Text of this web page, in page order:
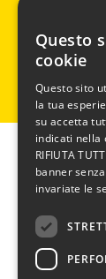
Questo
cookie
Questo sito
la tua
su accetta
indicati nella
RIFIUTA
banner
invariate le